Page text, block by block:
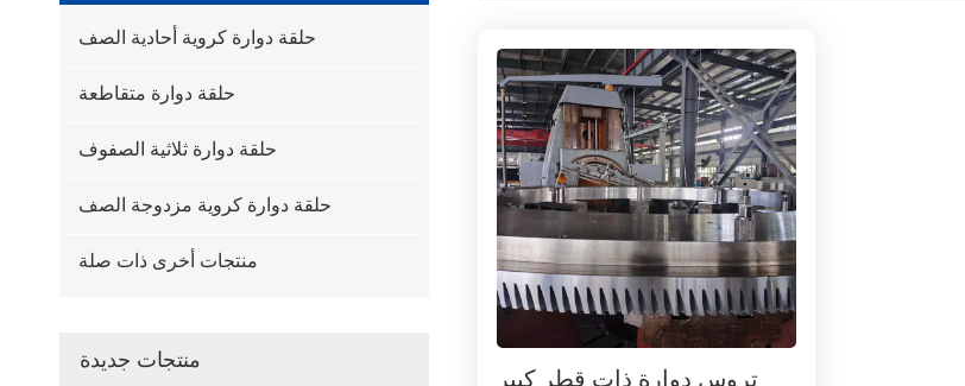
حلقة دوارة كروية أحادية الصف
حلقة دوارة متقاطعة
حلقة دوارة ثلاثية الصفوف
حلقة دوارة كروية مزدوجة الصف
منتجات أخرى ذات صلة
منتجات جديدة
تروس دوارة ذات قطر كبير